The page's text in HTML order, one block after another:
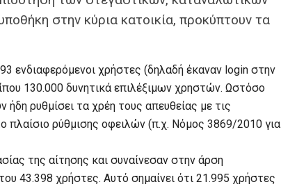
στην κύρια κατοικία, προκύπτουν τα
ενδιαφερόμενοι χρήστες (δηλαδή έκαναν login στην
130.000 δυνητικά επιλέξιμων χρηστών. Ωστόσο
ήδη ρυθμίσει τα χρέη τους απευθείας με τις
πλαίσιο ρύθμισης οφειλών (π.χ. Νόμος 3869/2010 για
της αίτησης και συναίνεσαν στην άρση
43.398 χρήστες. Αυτό σημαίνει ότι 21.995 χρήστες